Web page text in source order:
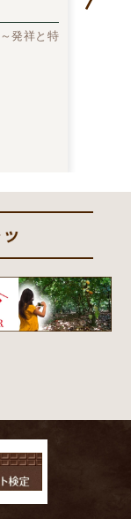
発祥と特